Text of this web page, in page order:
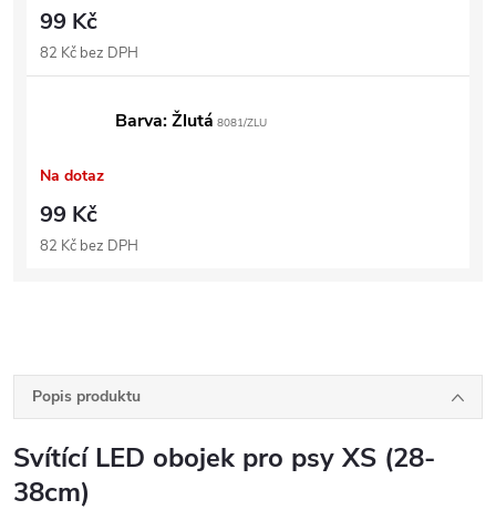
99 Kč
82 Kč bez DPH
Barva: Žlutá 8081/ZLU
Na dotaz
99 Kč
82 Kč bez DPH
Popis produktu
Svítící LED obojek pro psy XS (28-
38cm)